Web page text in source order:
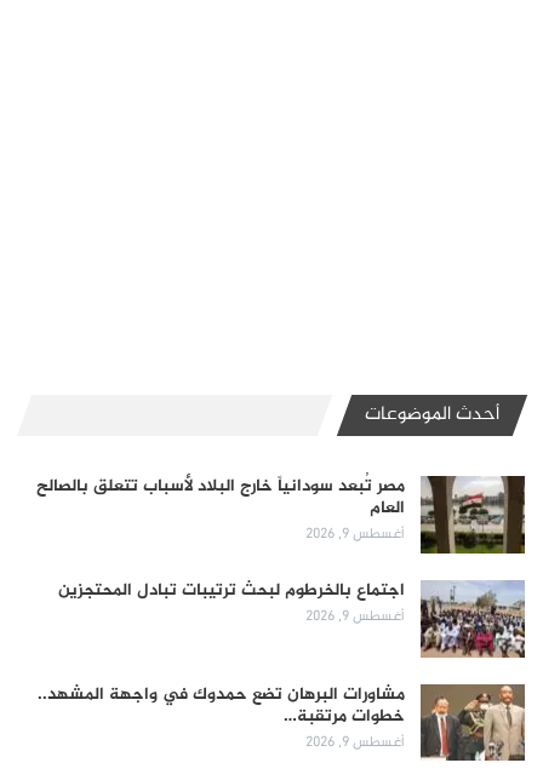
أحدث الموضوعات
مصر تُبعد سودانياً خارج البلاد لأسباب تتعلق بالصالح
العام
أغسطس 9, 2026
اجتماع بالخرطوم لبحث ترتيبات تبادل المحتجزين
أغسطس 9, 2026
مشاورات البرهان تضع حمدوك في واجهة المشهد..
خطوات مرتقبة…
أغسطس 9, 2026